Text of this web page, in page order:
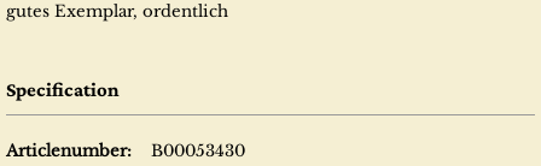
gutes Exemplar, ordentlich
Specification
Articlenumber:
B00053430